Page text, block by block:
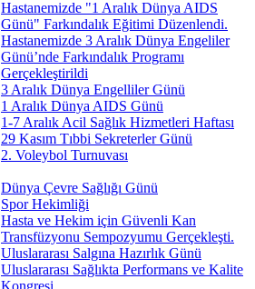
Hastanemizde "1 Aralık Dünya AIDS
Günü" Farkındalık Eğitimi Düzenlendi.
Hastanemizde 3 Aralık Dünya Engeliler
Günü’nde Farkındalık Programı
Gerçekleştirildi
3 Aralık Dünya Engelliler Günü
1 Aralık Dünya AIDS Günü
1-7 Aralık Acil Sağlık Hizmetleri Haftası
29 Kasım Tıbbi Sekreterler Günü
2. Voleybol Turnuvası
Dünya Çevre Sağlığı Günü
Spor Hekimliği
Hasta ve Hekim için Güvenli Kan
Transfüzyonu Sempozyumu Gerçekleşti.
Uluslararası Salgına Hazırlık Günü
Uluslararası Sağlıkta Performans ve Kalite
Kongresi